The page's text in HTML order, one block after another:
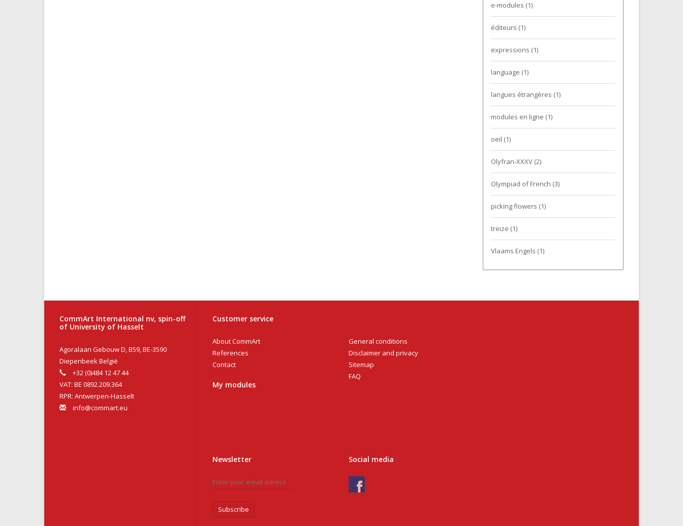
e-modules (1)
éditeurs (1)
expressions (1)
language (1)
langues étrangères (1)
modules en ligne (1)
oeil (1)
Olyfran-XXXV (2)
Olympiad of French (3)
picking flowers (1)
treize (1)
Vlaams Engels (1)
CommArt International nv, spin-off
of University of Hasselt
Agoralaan Gebouw D, B59, BE-3590
Diepenbeek België
+32 (0)484 12 47 44
VAT: BE 0892.209.364
RPR: Antwerpen-Hasselt
info@commart.eu
Customer service
About CommArt
References
Contact
My modules
General conditions
Disclaimer and privacy
Sitemap
FAQ
Newsletter
Subscribe
Social media